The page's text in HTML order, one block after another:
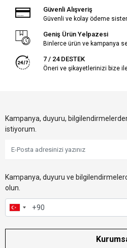
Güvenli Alışveriş
Güvenli ve kolay ödeme
Geniş Ürün Yelpazesi
Binlerce ürün ve kampanya
7 / 24 DESTEK
Öneri ve şikayetlerinizi bize
Kampanya, duyuru,
istiyorum.
Kampanya, duyuru ve
olun.